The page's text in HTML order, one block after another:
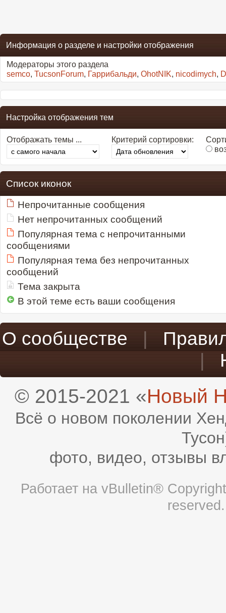
Информация о разделе и настройки отображения
Модераторы этого раздела
semco, TucsonForum, Гаррибальди, OhotNIK, nicodimych,
Настройка отображения тем
Отображать темы ... Критерий сортировки:
Список иконок
Непрочитанные сообщения
Нет непрочитанных сообщений
Популярная тема с непрочитанными
сообщениями
Популярная тема без непрочитанных
сообщений
Тема закрыта
В этой теме есть ваши сообщения
О сообществе
© 2015-2021 «Новый
Всё о новом поколении
фото, видео, отзывы
Работает на vBulletin®